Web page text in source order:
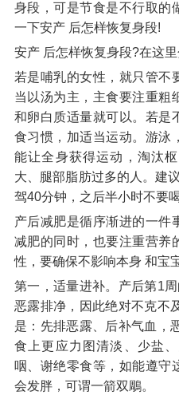
身段，可是节食是不行取的
一下安产 后怎样恢复身段!
安产 后怎样恢复身段?在这
若是哺乳的女性，就只管不
当以汤为主，主食要注重粗
和卵白质适量就可以。若是
食习惯，加适当运动。游泳
能让全身获得运动，淘汰
大、腿部脂肪过多的人。建
驾40分钟，之后半小时不要
产后减肥是循序渐进的一件
减肥的同时，也要注重营养
性，要确保不影响本身 和宝
第一，适量进补。产后第1
恶露排净，因此绝对不克不
是：先排恶露、后补气血，
食上更应力图清淡、少盐
咽、谢绝零食等，如能遵守
会发胖，可谓一箭双鵰。